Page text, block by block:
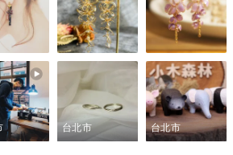
收到商品。希望您在使用我的商品時，能感
台北市 台北市